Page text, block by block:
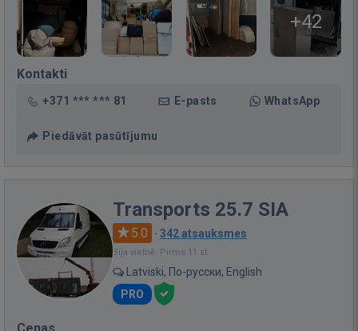
+42
Kontakti
+371 *** *** 81 E-pasts WhatsApp
Piedāvāt pasūtījumu
Transports 25.7 SIA
5.0 · 342 atsauksmes
Bija vietnē: Pirms 11 st.
Latviski, По-русски, English
PRO
Cenas